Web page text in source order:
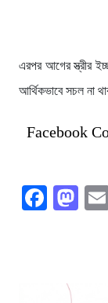
এরপর আগের স্ত্রীর
আর্থিকভাবে সচল না
Facebook